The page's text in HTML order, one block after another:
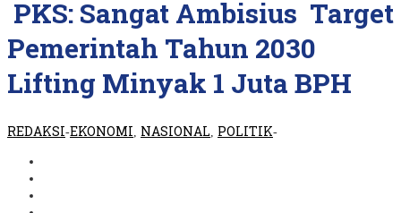
PKS: Sangat Ambisius Target
Pemerintah Tahun 2030
Lifting Minyak 1 Juta BPH
REDAKSI-EKONOMI NASIONAL POLITIK-